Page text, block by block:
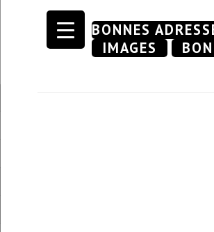
Skip
BONNES
IMAGES